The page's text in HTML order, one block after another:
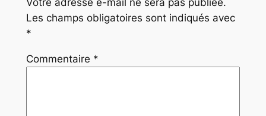
Votre adresse e-mail ne sera pas publiée.
Les champs obligatoires sont indiqués avec
*
Commentaire *